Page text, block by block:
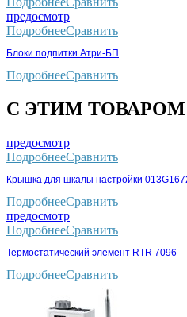
предосмотр
ПодробнееСравнить
Блоки подпитки Атри-БП
ПодробнееСравнить
С ЭТИМ
предосмотр
ПодробнееСравнить
Крышка для шкалы настройки
ПодробнееСравнить
предосмотр
ПодробнееСравнить
Термостатический элемент RTR 7096
ПодробнееСравнить